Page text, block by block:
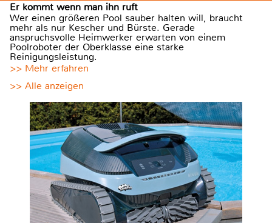
Er kommt wenn man ihn ruft
Wer einen größeren Pool sauber halten will, braucht
mehr als nur Kescher und Bürste. Gerade
anspruchsvolle Heimwerker erwarten von einem
Poolroboter der Oberklasse eine starke
Reinigungsleistung.
>> Mehr erfahren
>> Alle anzeigen